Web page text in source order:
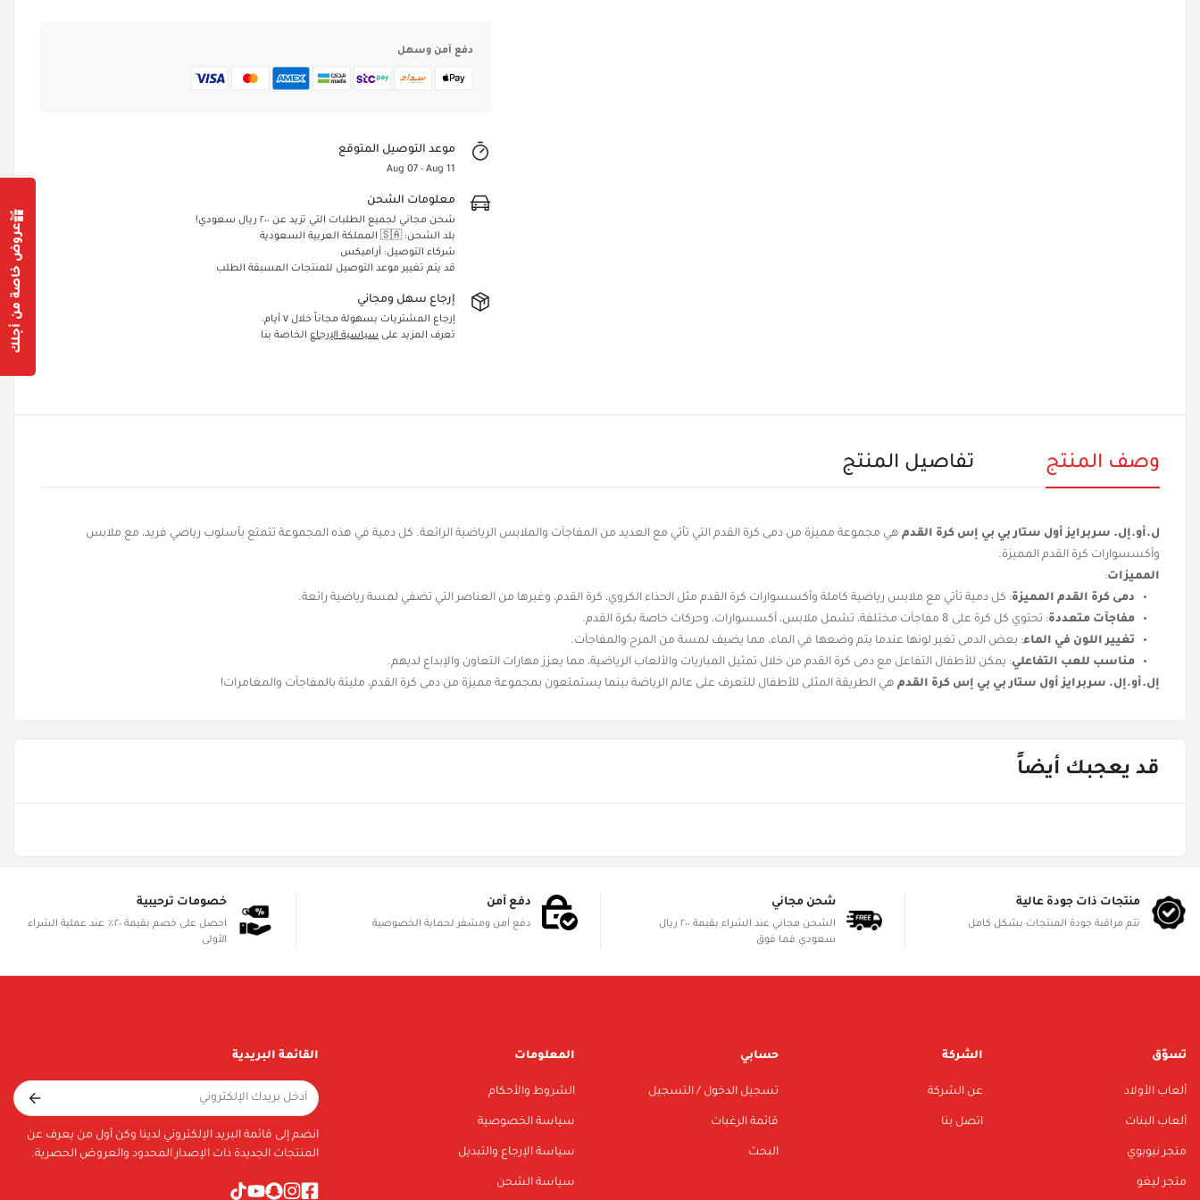
دفع آمن وسهل
موعد التوصيل المتوقع
Aug 07 - Aug 11
معلومات الشحن
شحن مجاني لجميع الطلبات التي تزيد عن ٢٠٠ ريال سعودي!
بلد الشحن: 🇸🇦 المملكة العربية السعودية
شركاء التوصيل: أراميكس
قد يتم تغيير موعد التوصيل للمنتجات المسبقة الطلب
إرجاع سهل ومجاني
إرجاع المشتريات بسهولة مجاناً خلال ٧ أيام.
تعرف المزيد على سياسية الإرجاع الخاصة بنا
وصف المنتج تفاصيل المنتج
ل.أو.إل. سربرايز أول ستار بي بي إس كرة القدم هي مجموعة مميزة من دمى كرة القدم التي تأتي مع العديد من المفاجآت والملابس الرياضية الرائعة. كل دمية في هذه المجموعة تتمتع بأسلوب رياضي فريد، مع ملابس
وأكسسوارات كرة القدم المميزة.
المميزات:
دمى كرة القدم المميزة: كل دمية تأتي مع ملابس رياضية كاملة وأكسسوارات كرة القدم مثل الحذاء الكروي، كرة القدم، وغيرها من العناصر التي تضفي لمسة رياضية رائعة.
مفاجآت متعددة: تحتوي كل كرة على 8 مفاجآت مختلفة، تشمل ملابس، أكسسوارات، وحركات خاصة بكرة القدم.
تغيير اللون في الماء: بعض الدمى تغير لونها عندما يتم وضعها في الماء، مما يضيف لمسة من المرح والمفاجآت.
مناسب للعب التفاعلي: يمكن للأطفال التفاعل مع دمى كرة القدم من خلال تمثيل المباريات والألعاب الرياضية، مما يعزز مهارات التعاون والإبداع لديهم.
إل.أو.إل. سربرايز أول ستار بي بي إس كرة القدم هي الطريقة المثلى للأطفال للتعرف على عالم الرياضة بينما يستمتعون بمجموعة مميزة من دمى كرة القدم، مليئة بالمفاجآت والمغامرات!
قد يعجبك أيضاً
منتجات ذات جودة عالية
تتم مراقبة جودة المنتجات بشكل كامل
شحن مجاني
الشحن مجاني عند الشراء بقيمة ٢٠٠ ريال
سعودي فما فوق
دفع آمن
دفع آمن ومشفر لحماية الخصوصية
خصومات ترحيبية
احصل على خصم بقيمة ٢٠٪ عند عملية الشراء
الأولى
تسوّق
ألعاب الأولاد
ألعاب البنات
متجر نيوبوي
متجر ليغو
الشركة
عن الشركة
اتصل بنا
حسابي
تسجيل الدخول / التسجيل
قائمة الرغبات
البحث
المعلومات
الشروط والأحكام
سياسة الخصوصية
سياسة الإرجاع والتبديل
سياسة الشحن
القائمة البريدية
انضم إلى قائمة البريد الإلكتروني لدينا وكن أول من يعرف عن
المنتجات الجديدة ذات الإصدار المحدود والعروض الحصرية.
عروض خاصة من أجلك